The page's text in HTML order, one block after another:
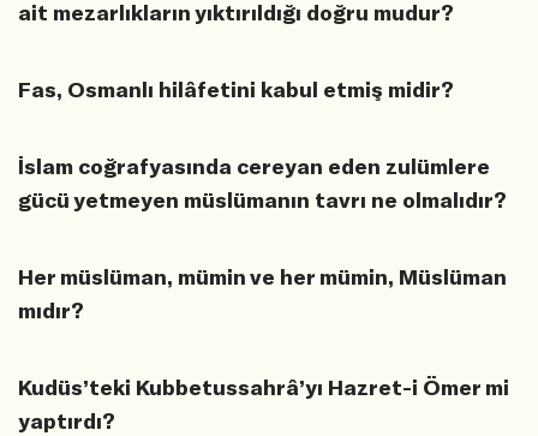
ait mezarlıkların yıktırıldığı doğru mudur?
Fas, Osmanlı hilâfetini kabul etmiş midir?
İslam coğrafyasında cereyan eden zulümlere
gücü yetmeyen müslümanın tavrı ne olmalıdır?
Her müslüman, mümin ve her mümin, Müslüman
mıdır?
Kudüs’teki Kubbetussahrâ’yı Hazret-i Ömer mi
yaptırdı?